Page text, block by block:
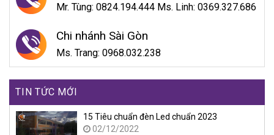
Mr. Tùng: 0824.194.444 Ms. Linh: 0369.327.686
Chi nhánh Sài Gòn
Ms. Trang: 0968.032.238
TIN TỨC MỚI
15 Tiêu chuẩn đèn Led chuẩn 2023
02/12/2022